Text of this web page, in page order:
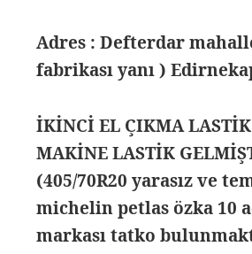
Adres : Defterdar
fabrikası yanı )
İKİNCİ EL ÇIKMA
MAKİNE LASTİK
(405/70R20 yarasız ve
michelin petlas özka
markası tatko